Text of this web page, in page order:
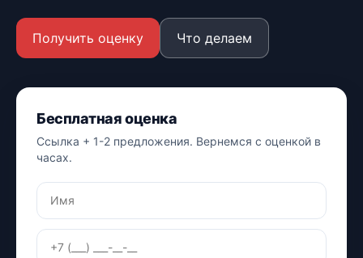
Получить оценку Что делаем
Бесплатная оценка
Ссылка + 1-2 предложения. Вернемся с оценкой в
часах.